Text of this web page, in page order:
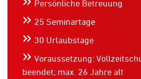
Persönliche Betreuung
» 25 Seminartage
» 30 Urlaubstage
» Voraussetzung:
beendet; max. 26 Jahre alt